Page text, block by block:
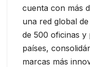
cuenta con más
una red global
de 500 oficinas y
países,
marcas más